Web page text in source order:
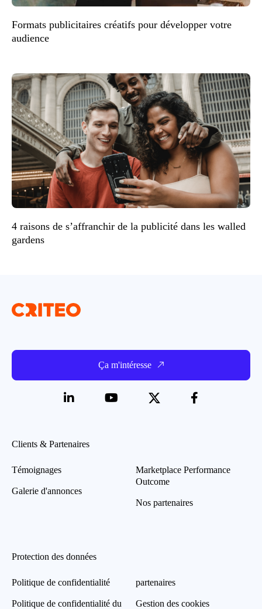
Formats publicitaires créatifs pour développer votre
audience
4 raisons de s’affranchir de la publicité dans les walled
gardens
Ça m'intéresse
Clients & Partenaires
Témoignages
Galerie d'annonces
Marketplace Performance
Outcome
Nos partenaires
Protection des données
Politique de confidentialité
Politique de confidentialité du
partenaires
Gestion des cookies